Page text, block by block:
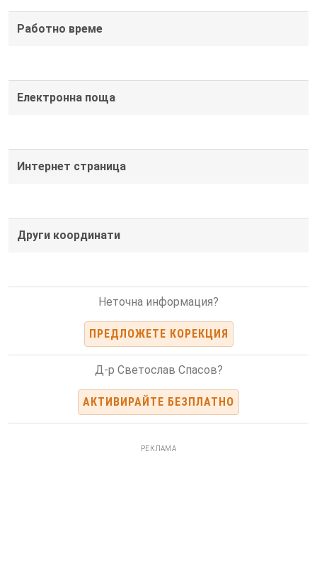
Работно време
Електронна поща
Интернет страница
Други координати
Неточна информация?
ПРЕДЛОЖЕТЕ КОРЕКЦИЯ
Д-р Светослав Спасов?
АКТИВИРАЙТЕ БЕЗПЛАТНО
РЕКЛАМА